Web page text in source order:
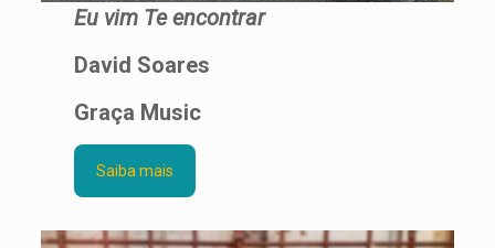
Eu vim Te encontrar
David Soares
Graça Music
Saiba mais